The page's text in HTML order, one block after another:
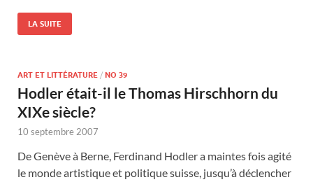
LA SUITE
ART ET LITTÉRATURE / NO 39
Hodler était-il le Thomas Hirschhorn du
XIXe siècle?
10 septembre 2007
De Genève à Berne, Ferdinand Hodler a maintes fois agité
le monde artistique et politique suisse, jusqu’à déclencher